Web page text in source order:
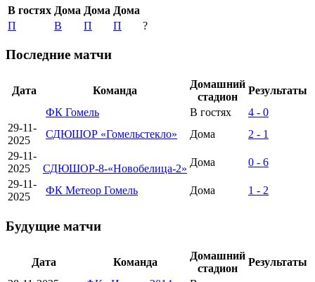
В гостях Дома Дома Дома
П
В П П ?
Последние матчи
Дата Команда
Домашний
стадион
Результаты
ФК Гомель
В гостях
4 - 0
29-11-
2025
СДЮШОР «Гомельстекло» Дома
2 - 1
29-11-
2025
СДЮШОР-8-«Новобелица-2»
Дома
0 - 6
29-11-
2025
ФК Метеор Гомель Дома 1 - 2
Будущие матчи
Дата Команда
Домашний
стадион
Результаты